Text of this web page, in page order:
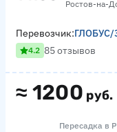
Ростов-на-
≈ 1200 руб.
Перевозчик:ГЛОБУС/
4.2 85 отзывов
Пересадка в